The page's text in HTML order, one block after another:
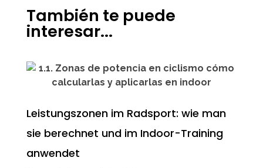
También te puede
interesar...
Leistungszonen im Radsport: wie man
sie berechnet und im Indoor-Training
anwendet